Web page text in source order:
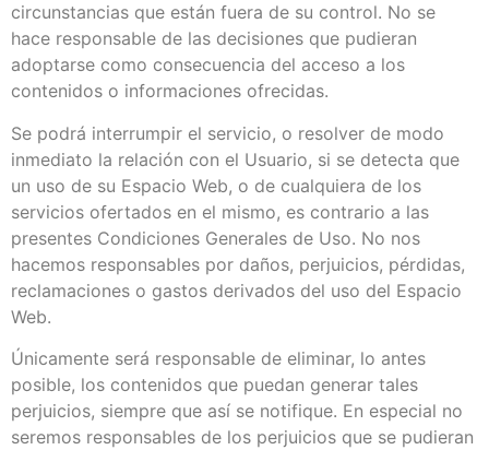
circunstancias que están fuera de su control. No se
hace responsable de las decisiones que pudieran
adoptarse como consecuencia del acceso a los
contenidos o informaciones ofrecidas.
Se podrá interrumpir el servicio, o resolver de modo
inmediato la relación con el Usuario, si se detecta que
un uso de su Espacio Web, o de cualquiera de los
servicios ofertados en el mismo, es contrario a las
presentes Condiciones Generales de Uso. No nos
hacemos responsables por daños, perjuicios, pérdidas,
reclamaciones o gastos derivados del uso del Espacio
Web.
Únicamente será responsable de eliminar, lo antes
posible, los contenidos que puedan generar tales
perjuicios, siempre que así se notifique. En especial no
seremos responsables de los perjuicios que se pudieran